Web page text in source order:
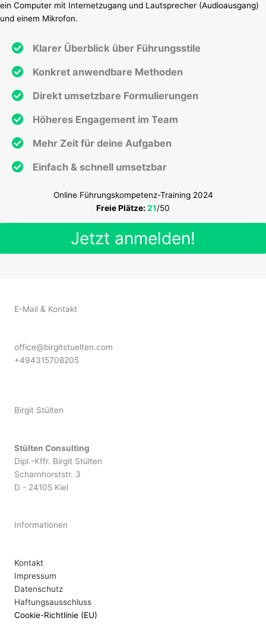
ein Computer mit Internetzugang und Lautsprecher (Audioausgang)
und einem Mikrofon.
Klarer Überblick über Führungsstile
Konkret anwendbare Methoden
Direkt umsetzbare Formulierungen
Höheres Engagement im Team
Mehr Zeit für deine Aufgaben
Einfach & schnell umsetzbar
Online Führungskompetenz-Training 2024
Freie Plätze: 21/50
Jetzt anmelden!
E-Mail & Kontakt
office@birgitstuelten.com
+494315708205
Birgit Stülten
Stülten Consulting
Dipl.-Kffr. Birgit Stülten
Scharnhorststr. 3
D - 24105 Kiel
Informationen
Kontakt
Impressum
Datenschutz
Haftungsausschluss
Cookie-Richtlinie (EU)